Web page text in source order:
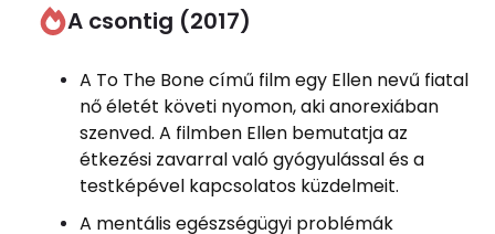
A csontig (2017)
A To The Bone című film egy Ellen nevű fiatal
nő életét követi nyomon, aki anorexiában
szenved. A filmben Ellen bemutatja az
étkezési zavarral való gyógyulással és a
testképével kapcsolatos küzdelmeit.
A mentális egészségügyi problémák